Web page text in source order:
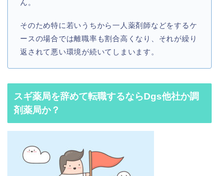
ん。
そのため特に若いうちから一人薬剤師などをするケ
ースの場合では離職率も割合高くなり、それが繰り
返されて悪い環境が続いてしまいます。
スギ薬局を辞めて転職するならDgs他社か調
剤薬局か？